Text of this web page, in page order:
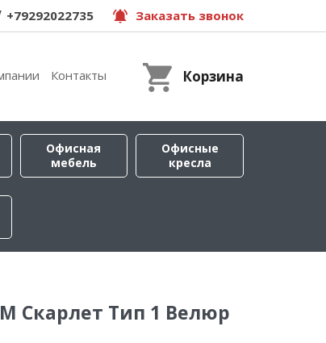
+79292022735 Заказать звонок
Контакты Корзина
Офисная
мебель
Офисные
кресла
Скарлет Тип 1 Велюр